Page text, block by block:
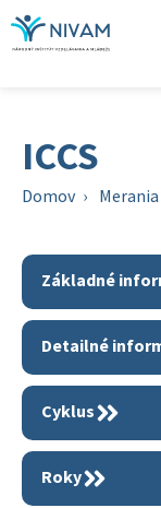
ICCS
Domov › Merania
Základné
Detailné
Cyklus
Roky